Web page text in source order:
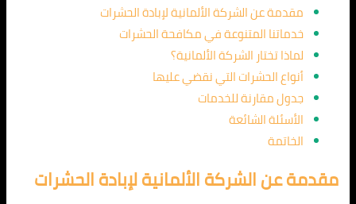
مقدمة عن الشركة الألمانية لإبادة الحشرات
خدماتنا المتنوعة في مكافحة الحشرات
لماذا تختار الشركة الألمانية؟
أنواع الحشرات التي نقضي عليها
جدول مقارنة للخدمات
الأسئلة الشائعة
الخاتمة
مقدمة عن الشركة الألمانية لإبادة الحشرات